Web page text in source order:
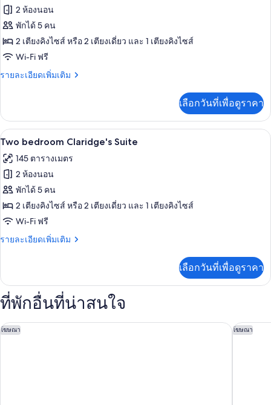
ทั้งหมด
ของ
Two
bedroom
Mayfair
Suite
2 ห้องนอน
พักได้ 5 คน
2 เตียงคิงไซส์ หรือ 2 เตียงเดี่ยว และ 1 เตียงคิงไซส์
Wi-Fi ฟรี
รายละเอียดเพิ่มเติม
ราย
เกี่ยว
กับ
Two
Mayfair
Suite
เลือกวันที่เพื่อดูราคา
เปิด
ภาพถ่าย
ทั้งหมด
ของ
Two
bedroom
Claridge's
Suite
Two bedroom Claridge's Suite | เค
4
Two bedroom Claridge's Suite
145 ตารางเมตร
2 ห้องนอน
พักได้ 5 คน
2 เตียงคิงไซส์ หรือ 2 เตียงเดี่ยว และ 1 เตียงคิงไซส์
Wi-Fi ฟรี
รายละเอียดเพิ่มเติม
ราย
เกี่ยว
กับ
Two
Claridge's
Suite
เลือกวันที่เพื่อดูราคา
ที่พักอื่นที่น่าสนใจ
โฆษณา
เดอะ เบิร์กลีย์, เมย์บอร์น โฆษณา
โรงแรม